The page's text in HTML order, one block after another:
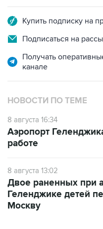
Купить подписку на
Подписаться на
Получать
канале
НОВОСТИ ПО ТЕМЕ
8 августа 16:34
Аэропорт
работе
8 августа 13:02
Двое раненных при
Геленджике детей
Москву